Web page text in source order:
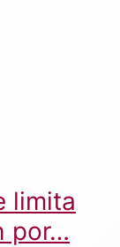
limita
por…